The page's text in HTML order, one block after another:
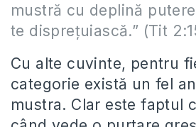
mustră cu deplină
te disprețuiască.” (Tit
Cu alte cuvinte, pentru
categorie există un fel
mustra. Clar este faptul